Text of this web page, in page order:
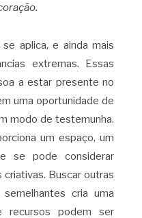
aplica, e ainda mais
extremas. Essas
a estar presente no
uma oportunidade de
modo de testemunha.
um espaço, um
se pode considerar
Buscar outras
cria uma
recursos podem ser